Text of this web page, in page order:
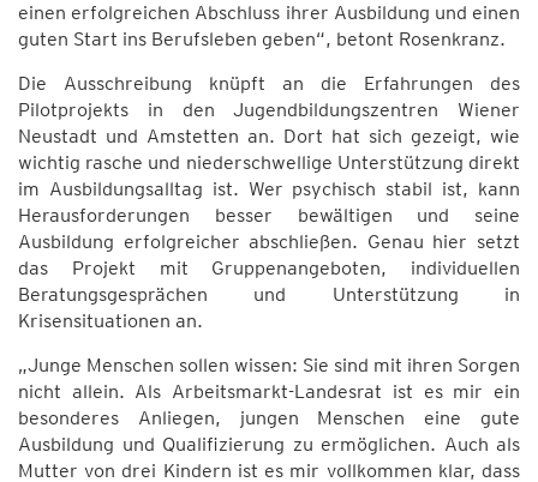
einen erfolgreichen Abschluss ihrer Ausbildung und einen
guten Start ins Berufsleben geben“, betont Rosenkranz.
Die Ausschreibung knüpft an die Erfahrungen des
Pilotprojekts in den Jugendbildungszentren Wiener
Neustadt und Amstetten an. Dort hat sich gezeigt, wie
wichtig rasche und niederschwellige Unterstützung direkt
im Ausbildungsalltag ist. Wer psychisch stabil ist, kann
Herausforderungen besser bewältigen und seine
Ausbildung erfolgreicher abschließen. Genau hier setzt
das Projekt mit Gruppenangeboten, individuellen
Beratungsgesprächen und Unterstützung in
Krisensituationen an.
„Junge Menschen sollen wissen: Sie sind mit ihren Sorgen
nicht allein. Als Arbeitsmarkt-Landesrat ist es mir ein
besonderes Anliegen, jungen Menschen eine gute
Ausbildung und Qualifizierung zu ermöglichen. Auch als
Mutter von drei Kindern ist es mir vollkommen klar, dass